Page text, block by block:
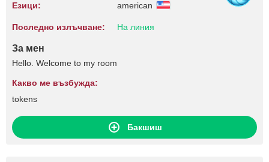
Езици: american
Последно излъчване: На линия
За мен
Hello. Welcome to my room
Какво ме възбужда:
tokens
Бакшиш